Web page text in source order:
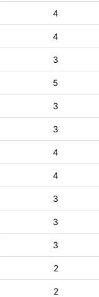
4
4
3
5
3
3
4
4
3
3
3
2
2